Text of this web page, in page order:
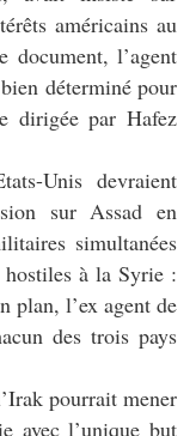
américains au
document, l’agent
déterminé pour
dirigée par Hafez
Unis devraient
sur Assad en
simultanées
à la Syrie :
plan, l’ex agent de
des trois pays
pourrait mener
avec l’unique but